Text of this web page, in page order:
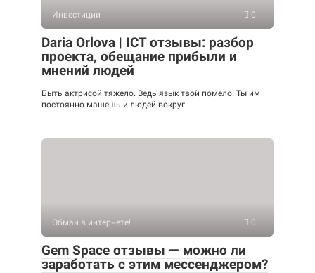
Инвестиции 0
Daria Orlova | ICT отзывы: разбор
проекта, обещание прибыли и
мнений людей
Быть актрисой тяжело. Ведь язык твой помело. Ты им
постоянно машешь и людей вокруг
Обман в интернете! 0
Gem Space отзывы — можно ли
заработать с этим мессенджером?